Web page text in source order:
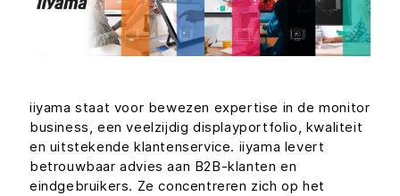
iiyama staat voor bewezen expertise in de monitor
business, een veelzijdig displayportfolio, kwaliteit
en uitstekende klantenservice. iiyama levert
betrouwbaar advies aan B2B-klanten en
eindgebruikers. Ze concentreren zich op het